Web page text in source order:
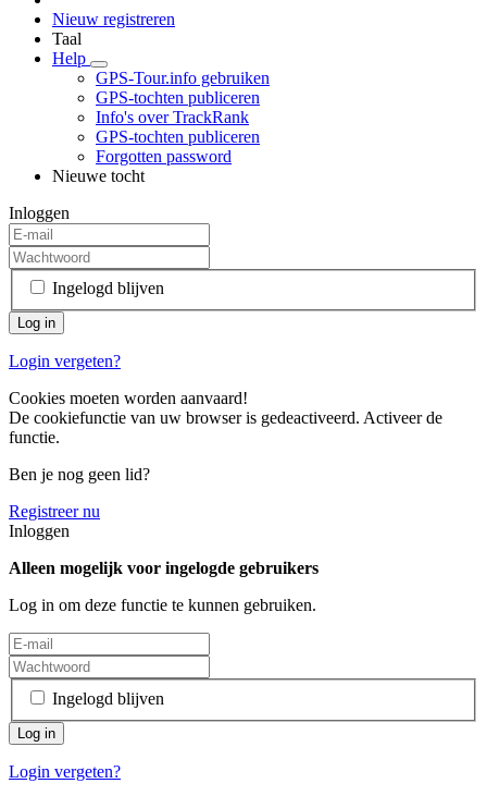
Nieuw registreren
Taal
Help
GPS-Tour.info gebruiken
GPS-tochten publiceren
Info's over TrackRank
GPS-tochten publiceren
Forgotten password
Nieuwe tocht
Inloggen
Ingelogd blijven
Login vergeten?
Cookies moeten worden aanvaard!
De cookiefunctie van uw browser is gedeactiveerd. Activeer de
functie.
Ben je nog geen lid?
Registreer nu
Inloggen
Alleen mogelijk voor ingelogde gebruikers
Log in om deze functie te kunnen gebruiken.
Ingelogd blijven
Login vergeten?